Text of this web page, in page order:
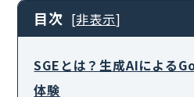
目次 [非表示]
SGEとは？生成AIによる
体験